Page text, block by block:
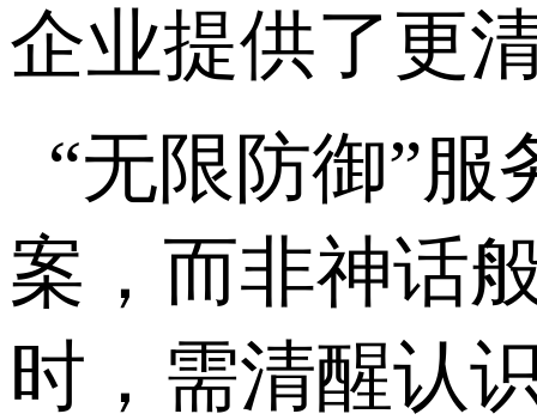
企业提供了更
“无限防御”
案，而非神话
时，需清醒认